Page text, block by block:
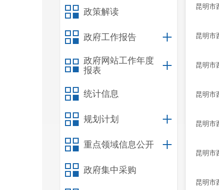
政策解读
政府工作报告
政府网站工作年度
报表
统计信息
规划计划
重点领域信息公开
政府集中采购
昆明市
昆明市
昆明市
昆明市
昆明市
昆明市
昆明市